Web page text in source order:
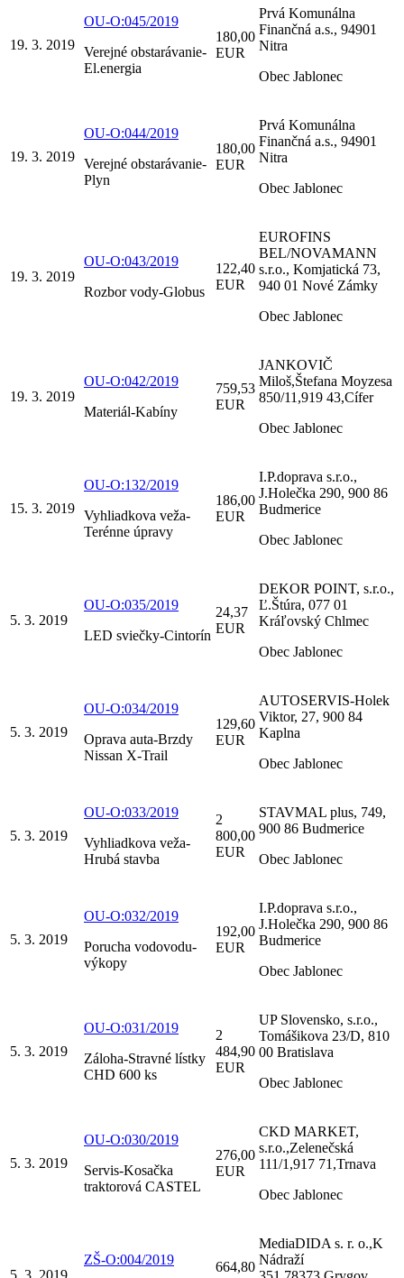
19. 3. 2019
OU-O:045/2019
Verejné obstarávanie-
El.energia
180,00
EUR
Prvá Komunálna
Finančná a.s., 94901
Nitra
Obec Jablonec
19. 3. 2019
OU-O:044/2019
Verejné obstarávanie-
Plyn
180,00
EUR
Prvá Komunálna
Finančná a.s., 94901
Nitra
Obec Jablonec
19. 3. 2019
OU-O:043/2019
Rozbor vody-Globus
122,40
EUR
EUROFINS
BEL/NOVAMANN
s.r.o., Komjatická 73,
940 01 Nové Zámky
Obec Jablonec
19. 3. 2019
OU-O:042/2019
Materiál-Kabíny
759,53
EUR
JANKOVIČ
Miloš,Štefana Moyzesa
850/11,919 43,Cífer
Obec Jablonec
15. 3. 2019
OU-O:132/2019
Vyhliadkova veža-
Terénne úpravy
186,00
EUR
I.P.doprava s.r.o.,
J.Holečka 290, 900 86
Budmerice
Obec Jablonec
5. 3. 2019
OU-O:035/2019
LED sviečky-Cintorín
24,37
EUR
DEKOR POINT, s.r.o.,
Ľ.Štúra, 077 01
Kráľovský Chlmec
Obec Jablonec
5. 3. 2019
OU-O:034/2019
Oprava auta-Brzdy
Nissan X-Trail
129,60
EUR
AUTOSERVIS-Holek
Viktor, 27, 900 84
Kaplna
Obec Jablonec
5. 3. 2019
OU-O:033/2019
Vyhliadkova veža-
Hrubá stavba
2
800,00
EUR
STAVMAL plus, 749,
900 86 Budmerice
Obec Jablonec
5. 3. 2019
OU-O:032/2019
Porucha vodovodu-
výkopy
192,00
EUR
I.P.doprava s.r.o.,
J.Holečka 290, 900 86
Budmerice
Obec Jablonec
5. 3. 2019
OU-O:031/2019
Záloha-Stravné lístky
CHD 600 ks
2
484,90
EUR
UP Slovensko, s.r.o.,
Tomášikova 23/D, 810
00 Bratislava
Obec Jablonec
5. 3. 2019
OU-O:030/2019
Servis-Kosačka
traktorová CASTEL
276,00
EUR
CKD MARKET,
s.r.o.,Zelenečská
111/1,917 71,Trnava
Obec Jablonec
5. 3. 2019
ZŠ-O:004/2019
664,80
MediaDIDA s. r. o.,K
Nádraží